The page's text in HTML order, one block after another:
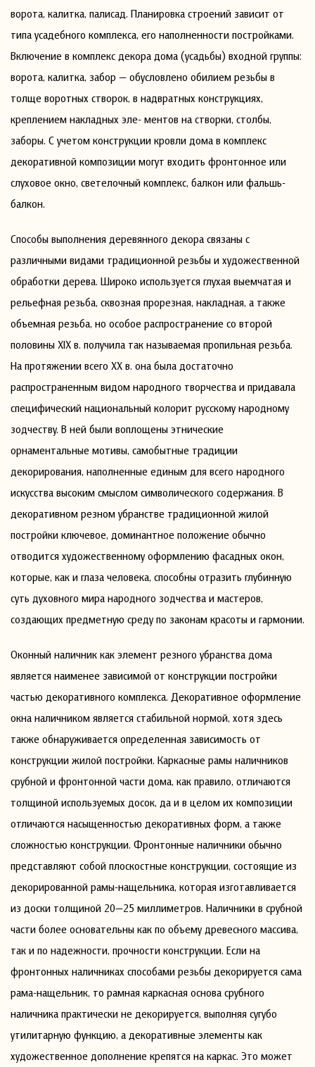
ворота, калитка, палисад. Планировка строений зависит от
типа усадебного комплекса, его наполненности постройками.
Включение в комплекс декора дома (усадьбы) входной группы:
ворота, калитка, забор — обусловлено обилием резьбы в
толще воротных створок, в надвратных конструкциях,
креплением накладных эле- ментов на створки, столбы,
заборы. С учетом конструкции кровли дома в комплекс
декоративной композиции могут входить фронтонное или
слуховое окно, светелочный комплекс, балкон или фальшь-
балкон.
Способы выполнения деревянного декора связаны с
различными видами традиционной резьбы и художественной
обработки дерева. Широко используется глухая выемчатая и
рельефная резьба, сквозная прорезная, накладная, а также
объемная резьба, но особое распространение со второй
половины XIX в. получила так называемая пропильная резьба.
На протяжении всего ХХ в. она была достаточно
распространенным видом народного творчества и придавала
специфический национальный колорит русскому народному
зодчеству. В ней были воплощены этнические
орнаментальные мотивы, самобытные традиции
декорирования, наполненные единым для всего народного
искусства высоким смыслом символического содержания. В
декоративном резном убранстве традиционной жилой
постройки ключевое, доминантное положение обычно
отводится художественному оформлению фасадных окон,
которые, как и глаза человека, способны отразить глубинную
суть духовного мира народного зодчества и мастеров,
создающих предметную среду по законам красоты и гармонии.
Оконный наличник как элемент резного убранства дома
является наименее зависимой от конструкции постройки
частью декоративного комплекса. Декоративное оформление
окна наличником является стабильной нормой, хотя здесь
также обнаруживается определенная зависимость от
конструкции жилой постройки. Каркасные рамы наличников
срубной и фронтонной части дома, как правило, отличаются
толщиной используемых досок, да и в целом их композиции
отличаются насыщенностью декоративных форм, а также
сложностью конструкции. Фронтонные наличники обычно
представляют собой плоскостные конструкции, состоящие из
декорированной рамы-нащельника, которая изготавливается
из доски толщиной 20—25 миллиметров. Наличники в срубной
части более основательны как по объему древесного массива,
так и по надежности, прочности конструкции. Если на
фронтонных наличниках способами резьбы декорируется сама
рама-нащельник, то рамная каркасная основа срубного
наличника практически не декорируется, выполняя сугубо
утилитарную функцию, а декоративные элементы как
художественное дополнение крепятся на каркас. Это может